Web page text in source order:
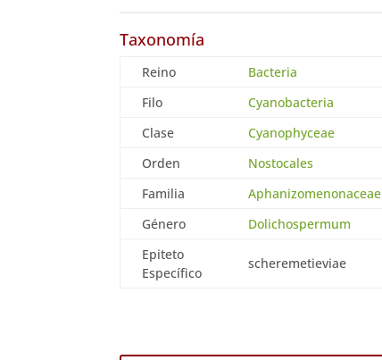
Taxonomía
Reino
Bacteria
Filo
Cyanobacteria
Clase
Cyanophyceae
Orden
Nostocales
Familia
Aphanizomenonaceae
Género
Dolichospermum
Epiteto
Específico
scheremetieviae